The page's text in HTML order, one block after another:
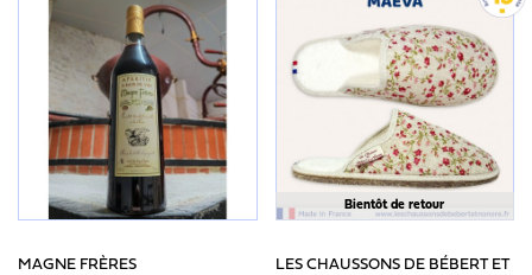
MAGNE FRÈRES
Bientôt de retour
LES CHAUSSONS DE BÉBERT ET